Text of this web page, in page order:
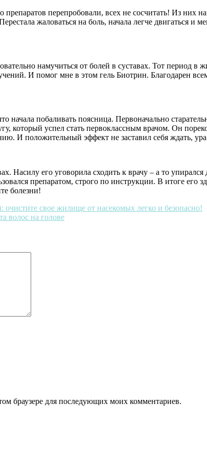
перепробовали, всех не сосчитать! Из них
жаловаться на боль, начала легче двигаться
намучиться от болей в суставах. Тот период
И помог мне в этом гель Биотрин. Благодарен
начала побаливать поясница. Первоначально
который успел стать первоклассным врачом. Он
И положительный эффект не заставил себя ждать,
Насилу его уговорила сходить к врачу – а то
препаратом, строго по инструкции. В итоге его
болезни!
свое жилище от насекомых легко и безопасно!
волос на голове
браузере для последующих моих комментариев.